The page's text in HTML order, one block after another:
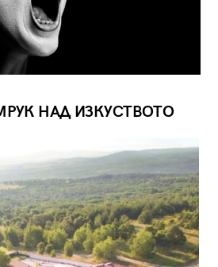
НАД ИЗКУСТВОТО